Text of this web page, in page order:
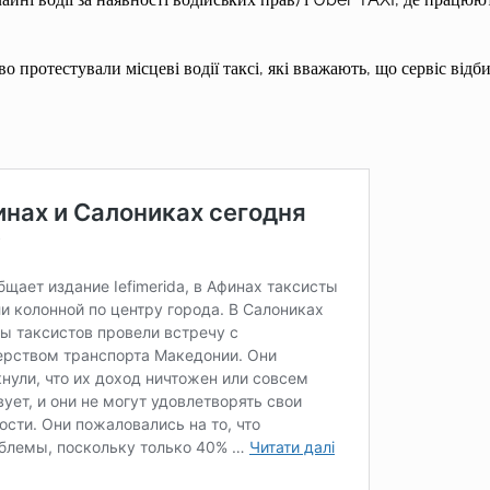
місцеві водії таксі, які вважають, що сервіс